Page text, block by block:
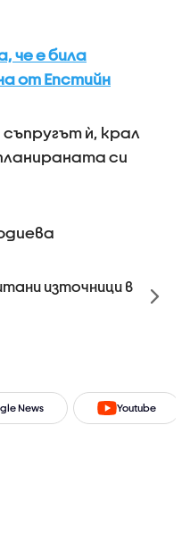
че е била
от Епстийн
ѝ, крал
си
източници в
News Youtube